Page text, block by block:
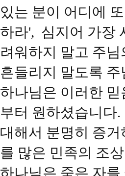
있는 분이 어디에
하라', 심지어 가장
려워하지 말고 주
흔들리지 말도록
하나님은 이러한
부터 원하셨습니다
대해서 분명히 증
를 많은 민족의 조
하나님은 죽은 자